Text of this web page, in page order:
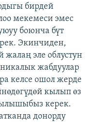
бирдей
мекемеси эмес
боюнча бүт
Экинчиден,
эле облустун
жабдуулар
келсе ошол жерде
кылып өз
керек.
донорду